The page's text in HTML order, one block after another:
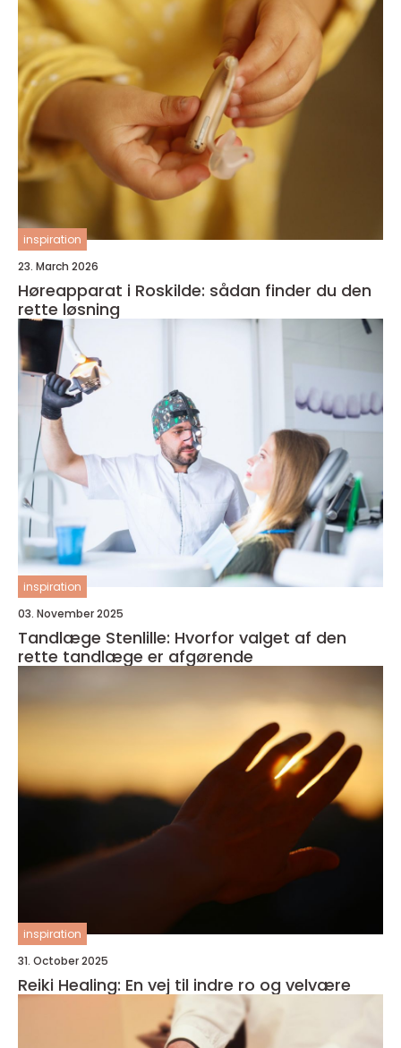
inspiration
23. March 2026
Høreapparat i Roskilde: sådan finder du den
rette løsning
inspiration
03. November 2025
Tandlæge Stenlille: Hvorfor valget af den
rette tandlæge er afgørende
inspiration
31. October 2025
Reiki Healing: En vej til indre ro og velvære